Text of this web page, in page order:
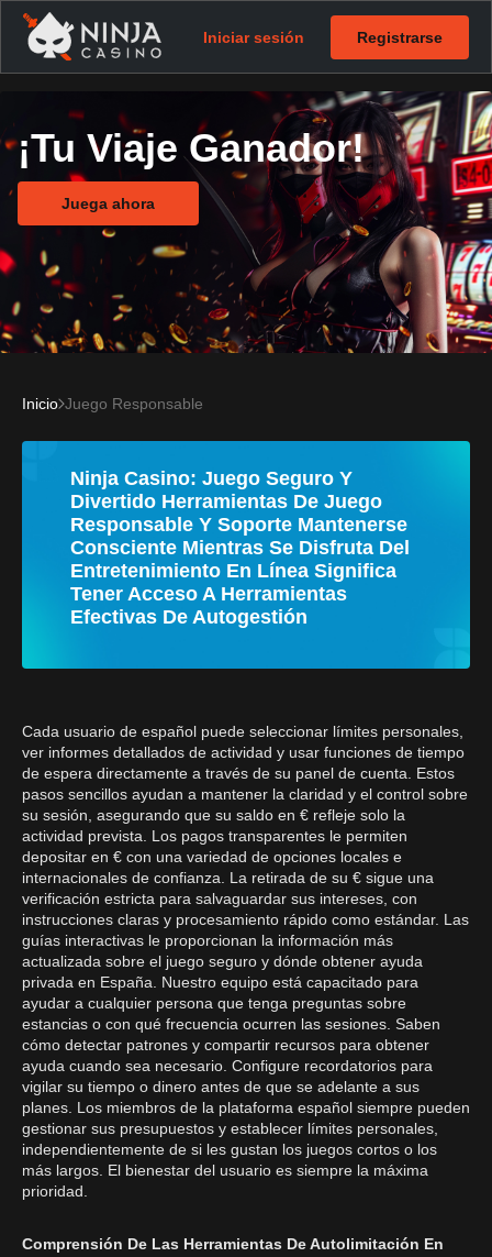
Iniciar sesión Registrarse
¡Tu Viaje Ganador!
Juega ahora
Inicio Juego Responsable
Ninja Casino: Juego Seguro Y
Divertido Herramientas De Juego
Responsable Y Soporte Mantenerse
Consciente Mientras Se Disfruta Del
Entretenimiento En Línea Significa
Tener Acceso A Herramientas
Efectivas De Autogestión
Cada usuario de español puede seleccionar límites personales,
ver informes detallados de actividad y usar funciones de tiempo
de espera directamente a través de su panel de cuenta. Estos
pasos sencillos ayudan a mantener la claridad y el control sobre
su sesión, asegurando que su saldo en € refleje solo la
actividad prevista. Los pagos transparentes le permiten
depositar en € con una variedad de opciones locales e
internacionales de confianza. La retirada de su € sigue una
verificación estricta para salvaguardar sus intereses, con
instrucciones claras y procesamiento rápido como estándar. Las
guías interactivas le proporcionan la información más
actualizada sobre el juego seguro y dónde obtener ayuda
privada en España. Nuestro equipo está capacitado para
ayudar a cualquier persona que tenga preguntas sobre
estancias o con qué frecuencia ocurren las sesiones. Saben
cómo detectar patrones y compartir recursos para obtener
ayuda cuando sea necesario. Configure recordatorios para
vigilar su tiempo o dinero antes de que se adelante a sus
planes. Los miembros de la plataforma español siempre pueden
gestionar sus presupuestos y establecer límites personales,
independientemente de si les gustan los juegos cortos o los
más largos. El bienestar del usuario es siempre la máxima
prioridad.
Comprensión De Las Herramientas De Autolimitación En